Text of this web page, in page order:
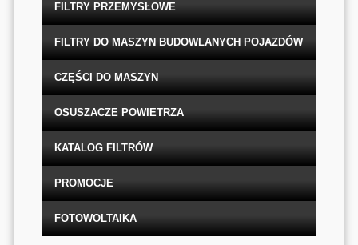
FILTRY PRZEMYSŁOWE
FILTRY DO MASZYN BUDOWLANYCH POJAZDÓW
CZĘŚCI DO MASZYN
OSUSZACZE POWIETRZA
KATALOG FILTRÓW
PROMOCJE
FOTOWOLTAIKA